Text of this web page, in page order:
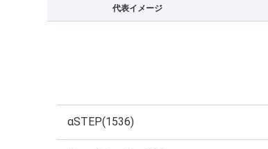
代表イメージ
αSTEP(1536)